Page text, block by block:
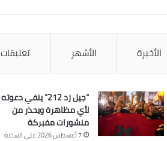
الأخيرة الأشهر تعليقات
“جيل زد 212” ينفي دعوته
لأي مظاهرة ويحذر من
منشورات مفبركة
7 أغسطس 2026 على الساعة